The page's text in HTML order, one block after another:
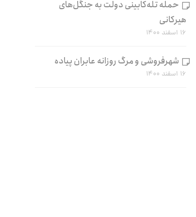
حمله تله‌کابینی دولت به جنگل‌های
هیرکانی
۱۶ اسفند ۱۴۰۰
شهرفروشی و مرگ روزانه عابران پیاده
۱۶ اسفند ۱۴۰۰